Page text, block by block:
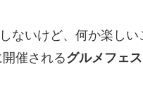
しないけど、何か楽し
催されるグルメフェ